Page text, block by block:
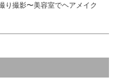
り撮影〜美容室でヘアメイク